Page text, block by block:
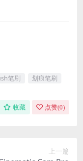
笔刷
划痕笔刷
收藏 点赞(0)
上一篇